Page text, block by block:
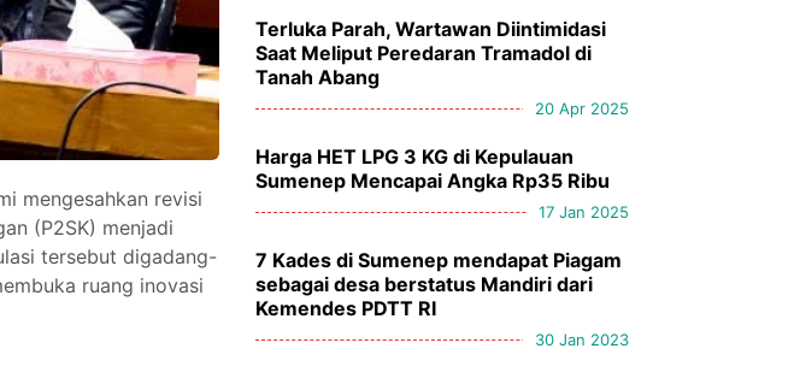
mengesahkan revisi
(P2SK) menjadi
tersebut digadang-
ruang inovasi
Terluka Parah, Wartawan Diintimidasi
Saat Meliput Peredaran Tramadol di
Tanah Abang
20 Apr 2025
Harga HET LPG 3 KG di Kepulauan
Sumenep Mencapai Angka Rp35 Ribu
17 Jan 2025
7 Kades di Sumenep mendapat Piagam
sebagai desa berstatus Mandiri dari
Kemendes PDTT RI
30 Jan 2023